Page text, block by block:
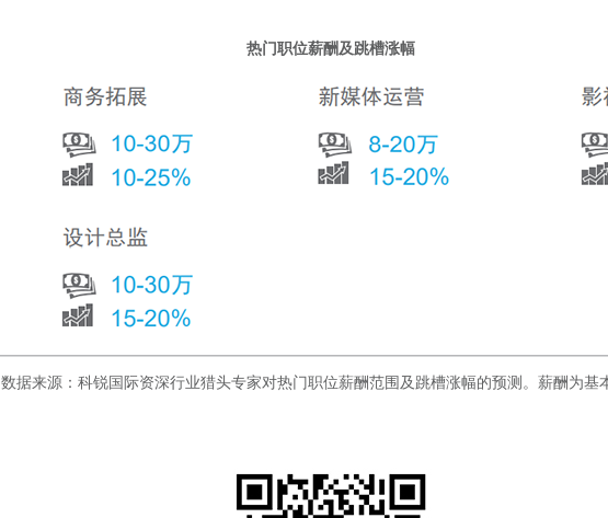
热门职位薪酬及跳槽涨幅
数据来源：科锐国际资深行业猎头专家对热门职位薪酬范围及跳槽涨幅的预测。薪酬为基